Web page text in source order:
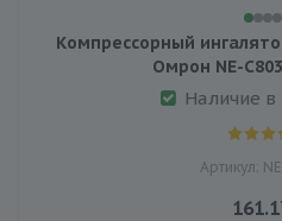
Компрессорный
Омрон NE-
Наличие в
Артикул: